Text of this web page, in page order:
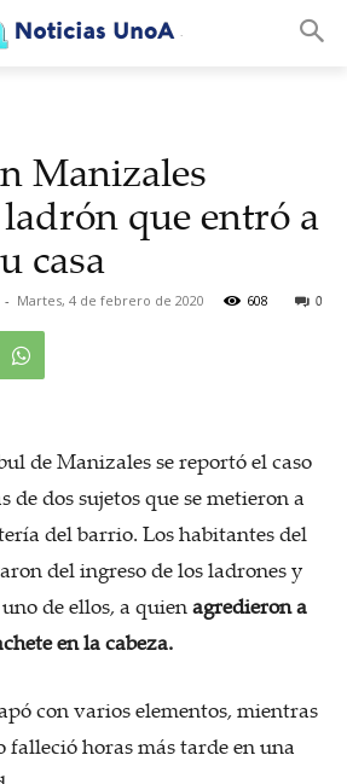
Manizales
que entró a
casa
- Martes, 4 de febrero de 2020 0
608
de Manizales se reportó el caso
de dos sujetos que se metieron a
del barrio. Los habitantes del
del ingreso de los ladrones y
de ellos, a quienagredieron a
en la cabeza.
con varios elementos, mientras
falleció horas más tarde en una